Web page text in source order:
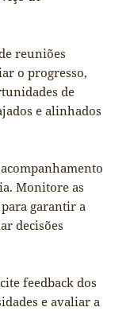
reuniões
o progresso,
de
e alinhados
Monitore as
garantir a
decisões
feedback dos
e avaliar a